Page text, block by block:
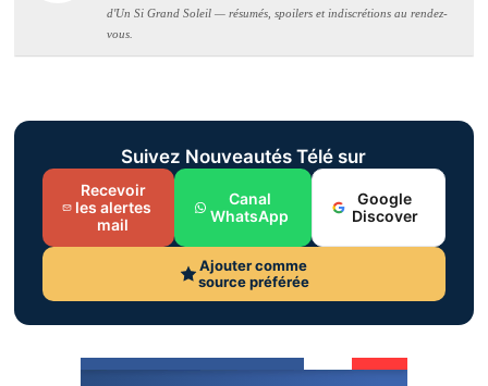
d'Un Si Grand Soleil — résumés, spoilers et indiscrétions au rendez-
vous.
Suivez Nouveautés Télé sur
Recevoir
les alertes
mail
Canal
WhatsApp
Google
Discover
Ajouter comme
source préférée